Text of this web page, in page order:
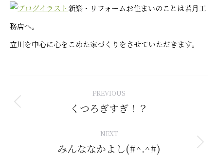
新築・リフォームお住まいのことは若月工
務店へ。
立川を中心に心をこめた家づくりをさせていただきます。
navigation
PREVIOUS
Previous
くつろぎすぎ！？
NEXT
Next
みんななかよし(#^.^#)